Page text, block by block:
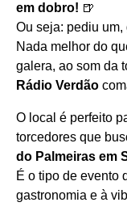
em dobro! 🍺
Ou seja: pediu um,
Nada melhor do
galera, ao som da
Rádio Verdão
O local é perfeito
torcedores que
do Palmeiras em
É o tipo de evento
gastronomia e à